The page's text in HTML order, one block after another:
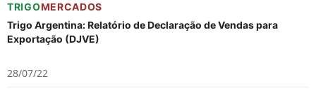
TRIGOMERCADOS
Trigo Argentina: Relatório de Declaração de Vendas para
Exportação (DJVE)
28/07/22